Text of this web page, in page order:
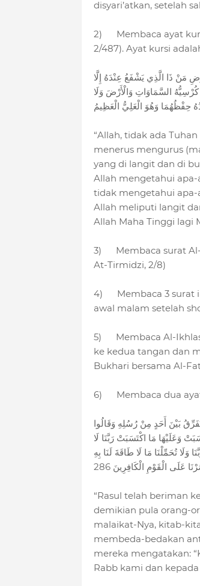
disyari’atkan, setelah
2) Membaca ayat
2/487). Ayat kursi
مَنْ ذَا الَّذِي يَشْفَعُ عِنْدَهُ إِلَّا
السَّمَاوَاتِ وَالْأَرْضَ وَلَا
حِفْظُهُمَا وَهُوَ الْعَلِيُّ الْعَظِيمُ
“Allah, tidak ada
menerus mengurus
yang di langit dan di
Allah mengetahui
tidak mengetahui apa-
Allah meliputi langit
Allah Maha Tinggi lagi
3) Membaca surat Al-
At-Tirmidzi, 2/8)
4) Membaca 3 surat
awal malam setelah
5) Membaca Al-
ke kedua tangan dan
Bukhari bersama Al-
6) Membaca dua ayat
بَيْنَ أَحَدٍ مِنْ رُسُلِهِ وَقَالُوا
وُسْعَهَا لَهَا مَا كَسَبَتْ وَعَلَيْهَا مَا اكْتَسَبَتْ رَبَّنَا لَا
وَلَا تُحَمِّلْنَا مَا لَا طَاقَةَ لَنَا بِهِ
عَلَى الْقَوْمِ الْكَافِرِينَ 286
“Rasul telah beriman
demikian pula orang-
malaikat-Nya, kitab-
membeda-bedakan
mereka mengatakan:
Rabb kami dan